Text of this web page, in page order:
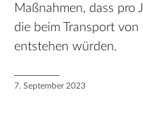
Maßnahmen, dass pro
die beim Transport
entstehen würden.
7. September 2023